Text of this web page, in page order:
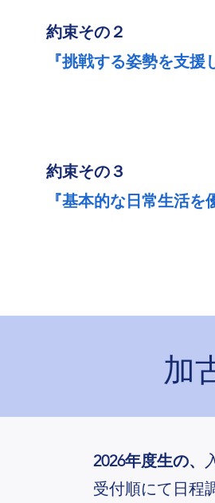
​約束その２
『挑戦する姿勢を支援
​約束その３
『基本的な日常生活を
加
2026年度生の、
受付順にて日程